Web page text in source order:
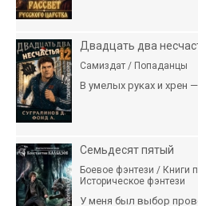
Двадцать два
Самиздат / Попаданцы
В умелых руках и хрен
Семьдесят пятый
Боевое фэнтези / Книги
Историческое фэнтези
У меня был выбор